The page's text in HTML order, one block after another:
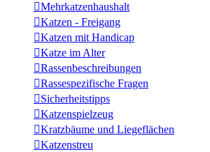
Mehrkatzenhaushalt
Katzen - Freigang
Katzen mit Handicap
Katze im Alter
Rassenbeschreibungen
Rassespezifische Fragen
Sicherheitstipps
Katzenspielzeug
Kratzbäume und Liegeflächen
Katzenstreu